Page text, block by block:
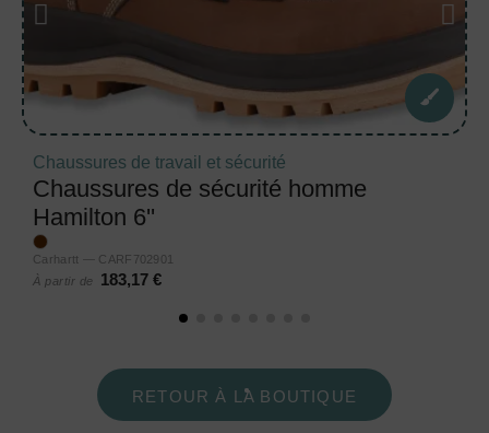
Chaussures de travail et sécurité
Chaussures de sécurité homme
Hamilton 6''
Carhartt — CARF702901
À partir de
183,17 €
RETOUR À LA BOUTIQUE